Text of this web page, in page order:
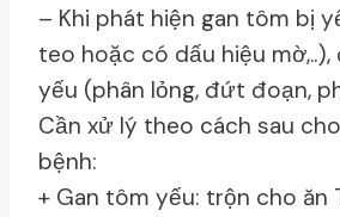
– Khi phát hiện gan tôm bị
teo hoặc có dấu hiệu
yếu (phân lỏng, đứt đoạn,
Cần xử lý theo cách sau
bệnh:
+ Gan tôm yếu: trộn cho ăn